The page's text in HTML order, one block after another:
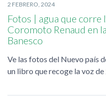
2 FEBRERO, 2024
Fotos | agua que corre
Coromoto Renaud en
Banesco
Ve las fotos del Nuevo país
un libro que recoge la voz